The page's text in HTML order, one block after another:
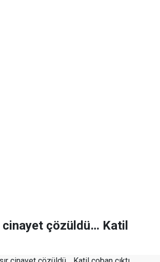
cinayet çözüldü… Katil